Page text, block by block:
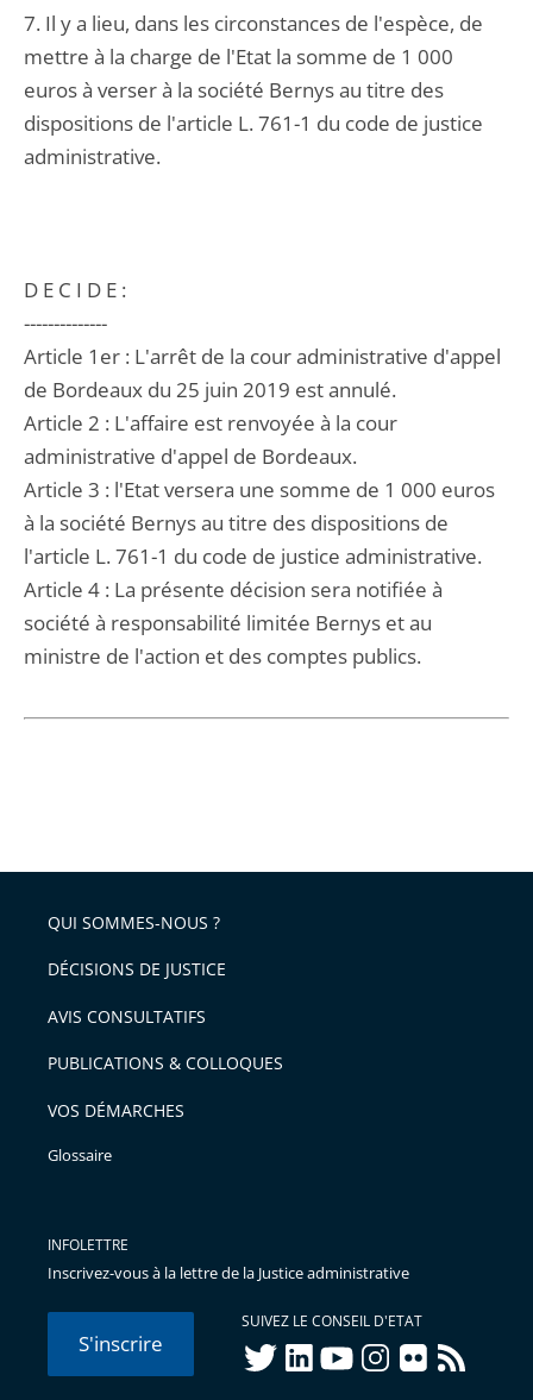
7. Il y a lieu, dans les circonstances de l'espèce, de
mettre à la charge de l'Etat la somme de 1 000
euros à verser à la société Bernys au titre des
dispositions de l'article L. 761-1 du code de justice
administrative.
D E C I D E :
--------------
Article 1er : L'arrêt de la cour administrative d'appel
de Bordeaux du 25 juin 2019 est annulé.
Article 2 : L'affaire est renvoyée à la cour
administrative d'appel de Bordeaux.
Article 3 : l'Etat versera une somme de 1 000 euros
à la société Bernys au titre des dispositions de
l'article L. 761-1 du code de justice administrative.
Article 4 : La présente décision sera notifiée à
société à responsabilité limitée Bernys et au
ministre de l'action et des comptes publics.
QUI SOMMES-NOUS ?
DÉCISIONS DE JUSTICE
AVIS CONSULTATIFS
PUBLICATIONS & COLLOQUES
VOS DÉMARCHES
Glossaire
INFOLETTRE
Inscrivez-vous à la lettre de la Justice administrative
S'inscrire
SUIVEZ LE CONSEIL D'ETAT
twitterlinkedInyoutubeinstagram
flickr rss